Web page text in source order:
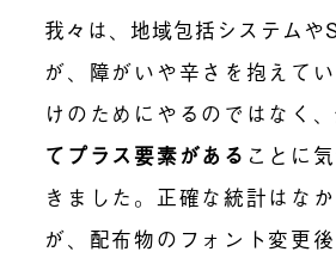
我々は、地域包括システムや
が、障がいや辛さを抱えて
けのためにやるのではなく、
てプラス要素がある ことに
きました。正確な統計はな
が、配布物のフォント変更